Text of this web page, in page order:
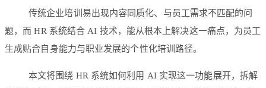
传统企业培训易出现内容同质化、与员工需求不匹配的问
题，而 HR 系统结合 AI 技术，能从根本上解决这一痛点，为员工
生成贴合自身能力与职业发展的个性化培训路径。
本文将围绕 HR 系统如何利用 AI 实现这一功能展开，拆解